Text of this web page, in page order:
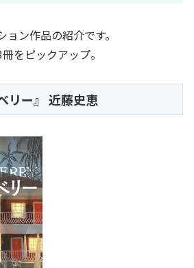
ン作品の紹介です。
をピックアップ。
リー』 近藤史恵